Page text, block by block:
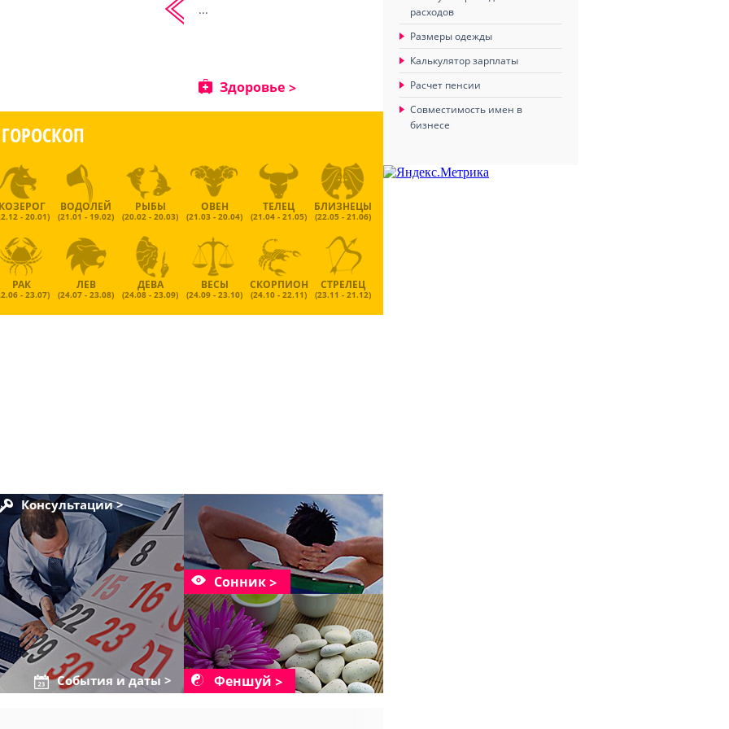
...
Здоровье
ГОРОСКОП
- 20.01)
ВОДОЛЕЙ
(21.01 - 19.02)
РЫБЫ
(20.02 - 20.03)
ОВЕН
(21.03 - 20.04)
ТЕЛЕЦ
(21.04 - 21.05)
БЛИЗНЕЦЫ
(22.05 - 21.06)
РАК
- 23.07)
ЛЕВ
(24.07 - 23.08)
ДЕВА
(24.08 - 23.09)
ВЕСЫ
(24.09 - 23.10)
СКОРПИОН
(24.10 - 22.11)
СТРЕЛЕЦ
(23.11 - 21.12)
Консультации >
События и даты >
Сонник
Феншуй
расходов
Размеры одежды
Калькулятор зарплаты
Расчет пенсии
Совместимость имен в
бизнесе